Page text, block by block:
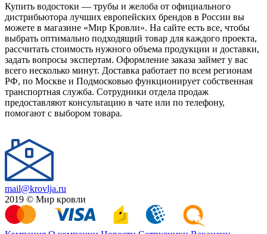
Купить водостоки — трубы и желоба от официального
дистрибьютора лучших европейских брендов в России вы
можете в магазине «Мир Кровли». На сайте есть все, чтобы
выбрать оптимально подходящий товар для каждого проекта,
рассчитать стоимость нужного объема продукции и доставки,
задать вопросы экспертам. Оформление заказа займет у вас
всего несколько минут. Доставка работает по всем регионам
РФ, по Москве и Подмосковью функционирует собственная
транспортная служба. Сотрудники отдела продаж
предоставляют консультацию в чате или по телефону,
помогают с выбором товара.
mail@krovlja.ru
2019 © Мир кровли